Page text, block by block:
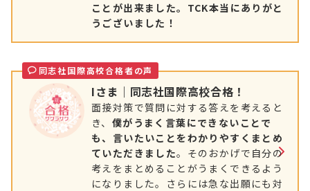
ことが出来ました。TCK本当にありがと
うございました！
同志社国際高校合格者の声
Iさま｜同志社国際高校合格！
面接対策で質問に対する答えを考えると
き、 僕がうまく言葉にできないことで
も、言いたいことをわかりやすくまとめ
ていただきました。そのおかげで自分の
考えをまとめることがうまくできるよう
になりました。さらには急な出願にも対